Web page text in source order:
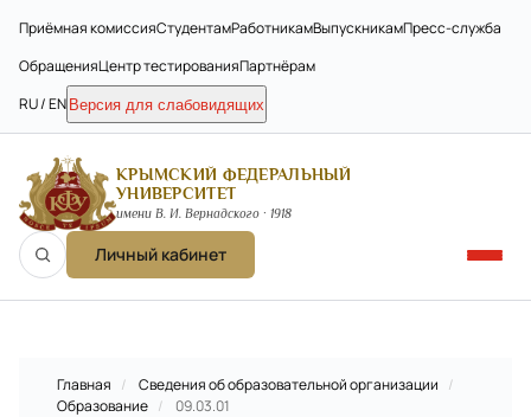
Приёмная комиссияСтудентамРаботникамВыпускникамПресс-служба
ОбращенияЦентр тестированияПартнёрам
RU / EN Версия для слабовидящих
КРЫМСКИЙ ФЕДЕРАЛЬНЫЙ
УНИВЕРСИТЕТ
имени В. И. Вернадского · 1918
Личный кабинет
Главная / Сведения об образовательной организации /
Образование / 09.03.01